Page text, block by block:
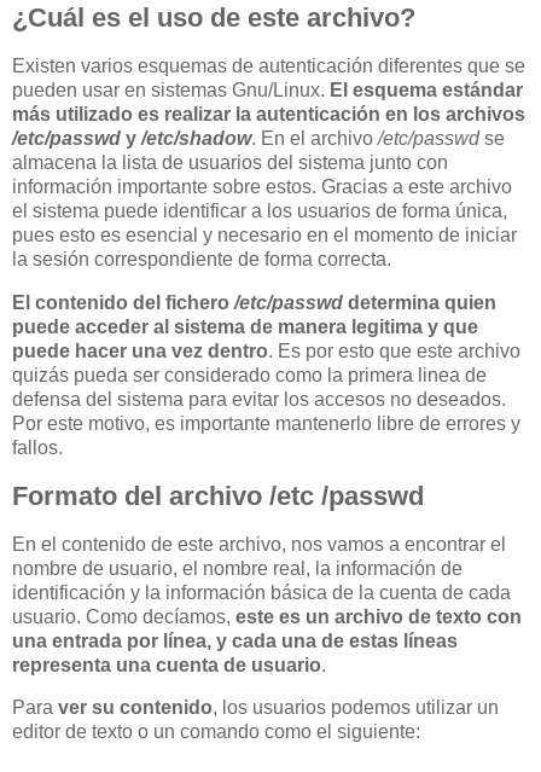
¿Cuál es el uso de este archivo?
Existen varios esquemas de autenticación diferentes que se
pueden usar en sistemas Gnu/Linux. El esquema estándar
más utilizado es realizar la autenticación en los archivos
/etc/passwd y /etc/shadow. En el archivo/etc/passwdse
almacena la lista de usuarios del sistema junto con
información importante sobre estos. Gracias a este archivo
el sistema puede identificar a los usuarios de forma única,
pues esto es esencial y necesario en el momento de iniciar
la sesión correspondiente de forma correcta.
El contenido del fichero /etc/passwd determina quien
puede acceder al sistema de manera legitima y que
puede hacer una vez dentro. Es por esto que este archivo
quizás pueda ser considerado como la primera linea de
defensa del sistema para evitar los accesos no deseados.
Por este motivo, es importante mantenerlo libre de errores y
fallos.
Formato del archivo /etc /passwd
En el contenido de este archivo, nos vamos a encontrar el
nombre de usuario, el nombre real, la información de
identificación y la información básica de la cuenta de cada
usuario. Como decíamos, este es un archivo de texto con
una entrada por línea, y cada una de estas líneas
representa una cuenta de usuario.
Para ver su contenido, los usuarios podemos utilizar un
editor de texto o un comando como el siguiente: